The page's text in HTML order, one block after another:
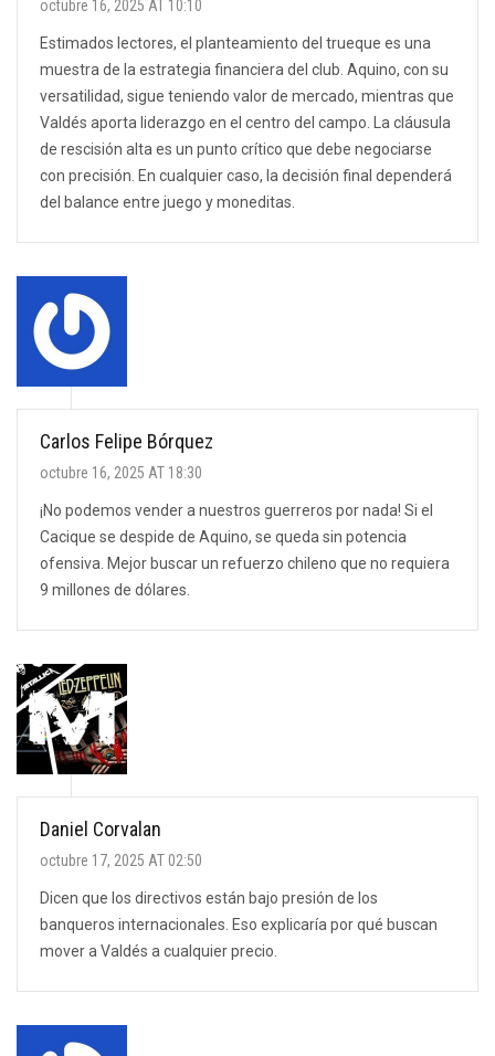
octubre 16, 2025 AT 10:10
Estimados lectores, el planteamiento del trueque es una
muestra de la estrategia financiera del club. Aquino, con su
versatilidad, sigue teniendo valor de mercado, mientras que
Valdés aporta liderazgo en el centro del campo. La cláusula
de rescisión alta es un punto crítico que debe negociarse
con precisión. En cualquier caso, la decisión final dependerá
del balance entre juego y moneditas.
Carlos Felipe Bórquez
octubre 16, 2025 AT 18:30
¡No podemos vender a nuestros guerreros por nada! Si el
Cacique se despide de Aquino, se queda sin potencia
ofensiva. Mejor buscar un refuerzo chileno que no requiera
9 millones de dólares.
Daniel Corvalan
octubre 17, 2025 AT 02:50
Dicen que los directivos están bajo presión de los
banqueros internacionales. Eso explicaría por qué buscan
mover a Valdés a cualquier precio.